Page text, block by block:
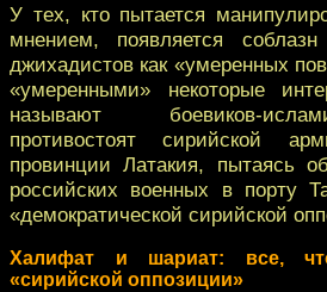
У тех, кто пытается
мнением, появляется
джихадистов как «умеренных
«умеренными» некоторые
называют боевиков-
противостоят сирийской
провинции Латакия, пытаясь
российских военных в порту
«демократической сирийской
Халифат и шариат: все,
«сирийской оппозиции»